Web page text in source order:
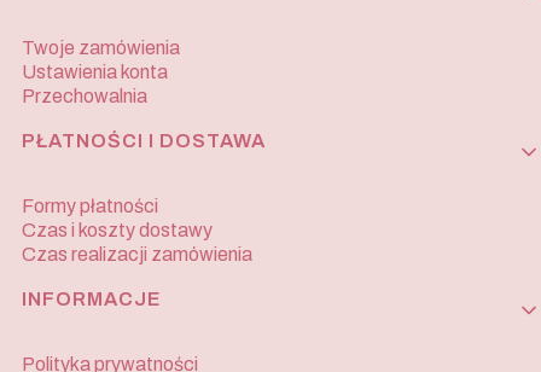
Twoje zamówienia
Ustawienia konta
Przechowalnia
PŁATNOŚCI I DOSTAWA
Formy płatności
Czas i koszty dostawy
Czas realizacji zamówienia
INFORMACJE
Polityka prywatności